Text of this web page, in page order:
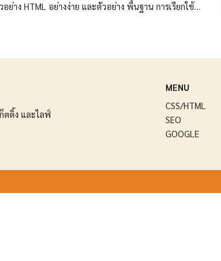
อย่าง HTML อย่างง่าย และตัวอย่าง พื้นฐาน การเรียกใช้
ตติ้ง และไลฟ์
MENU
CSS/HTML
SEO
GOOGLE